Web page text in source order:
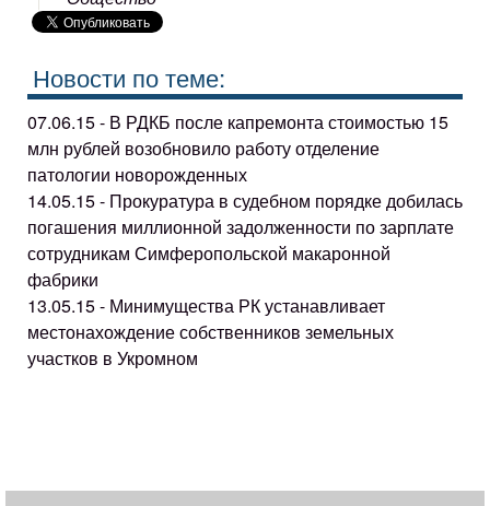
Новости по теме:
07.06.15 - В РДКБ после капремонта стоимостью 15
млн рублей возобновило работу отделение
патологии новорожденных
14.05.15 - Прокуратура в судебном порядке добилась
погашения миллионной задолженности по зарплате
сотрудникам Симферопольской макаронной
фабрики
13.05.15 - Минимущества РК устанавливает
местонахождение собственников земельных
участков в Укромном